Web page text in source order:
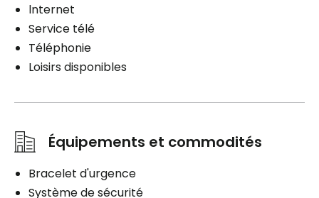
lnternet
Service télé
Téléphonie
Loisirs disponibles
Équipements et commodités
Bracelet d'urgence
Système de sécurité